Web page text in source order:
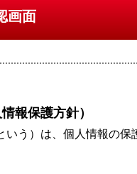
画面
報保護方針）
いう）は、個人情報の